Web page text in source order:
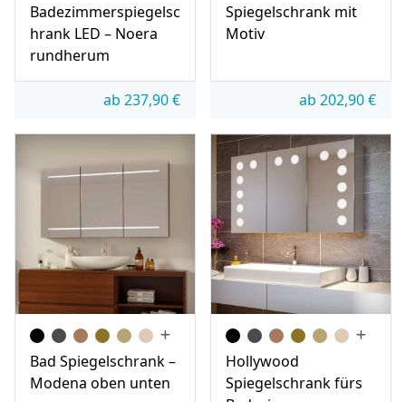
Badezimmerspiegelsc
hrank LED – Noera
rundherum
ab 237,90€
Spiegelschrank mit
Motiv
ab 202,90€
Bad Spiegelschrank –
Modena oben unten
Hollywood
Spiegelschrank fürs